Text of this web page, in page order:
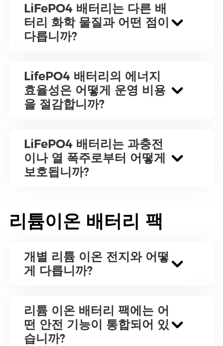
LiFePO4 배터리는 다른 배
터리 화학 물질과 어떤 점이
다릅니까?
LifePO4 배터리의 에너지
효율성은 어떻게 운영 비용
을 절감합니까?
LiFePO4 배터리는 과충전
이나 열 폭주로부터 어떻게
보호됩니까?
리튬이온 배터리 팩
개별 리튬 이온 전지와 어떻
게 다릅니까?
리튬 이온 배터리 팩에는 어
떤 안전 기능이 통합되어 있
습니까?